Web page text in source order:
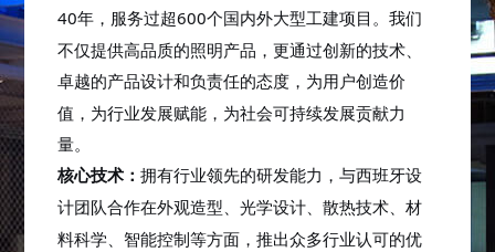
40年，服务过超600个国内外大型工建项目。我们
不仅提供高品质的照明产品，更通过创新的技术、
卓越的产品设计和负责任的态度，为用户创造价
值，为行业发展赋能，为社会可持续发展贡献力
量。
核心技术：拥有行业领先的研发能力，与西班牙设
计团队合作在外观造型、光学设计、散热技术、材
料科学、智能控制等方面 ，推出众多行业认可的优